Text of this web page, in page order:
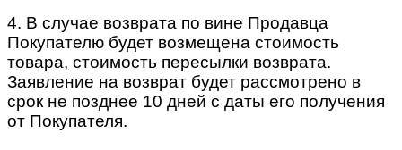
4. В случае возврата по вине Продавца
Покупателю будет возмещена стоимость
товара, стоимость пересылки возврата.
Заявление на возврат будет рассмотрено в
срок не позднее 10 дней с даты его получения
от Покупателя.